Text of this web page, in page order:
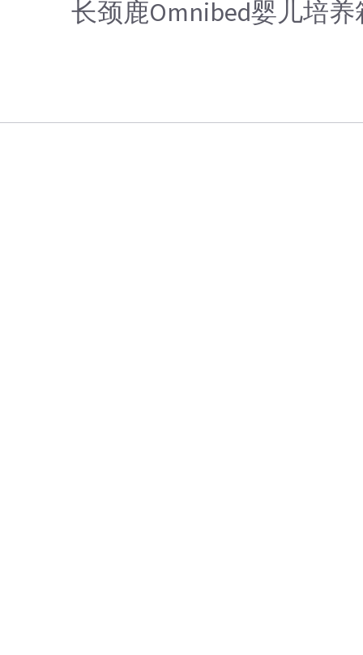
长颈鹿Omnibed婴儿培